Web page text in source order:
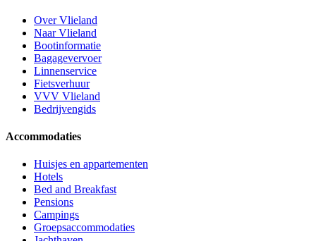
Over Vlieland
Naar Vlieland
Bootinformatie
Bagagevervoer
Linnenservice
Fietsverhuur
VVV Vlieland
Bedrijvengids
Accommodaties
Huisjes en appartementen
Hotels
Bed and Breakfast
Pensions
Campings
Groepsaccommodaties